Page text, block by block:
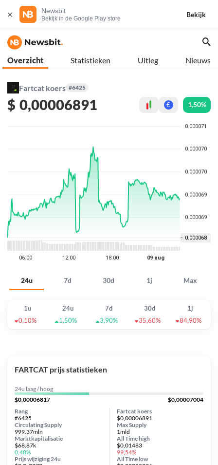
Newsbit
Bekijk in de Google Play store
Bekijk
Overzicht Statistieken Uitleg Nieuws
Fartcat koers #6425
$ 0,00006891 € 1,50%
24u 7d 30d 1j Max
1u 24u 7d 30d
1j
0,10%
1,50% 3,90% 35,60% 84,90%
FARTCAT prijs statistieken
24u laag / hoog
$0,00006817
$0,00007004
Fartcat koers
$0,00006891
Circulating Supply
999.37mln
Prijs wijziging 24u
Max Supply
1mld
Marktkapitalisatie
$68.87k
0,48%
Rang
#6425
All Timehigh
$0,01483
99,54%
All Time low